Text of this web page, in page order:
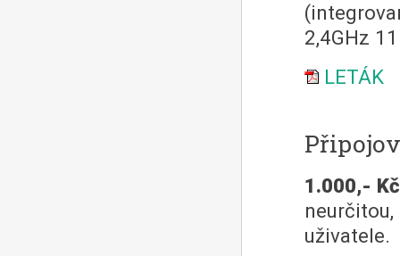
2,4GHz
LETÁK
1.000,- Kč
uživatele.